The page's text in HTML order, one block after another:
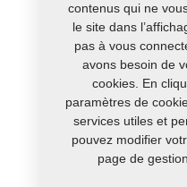
contenus qui ne
le site dans
pas à vous
avons besoin de
cookies. En
paramètres de
services utiles et
pouvez modifier
page de